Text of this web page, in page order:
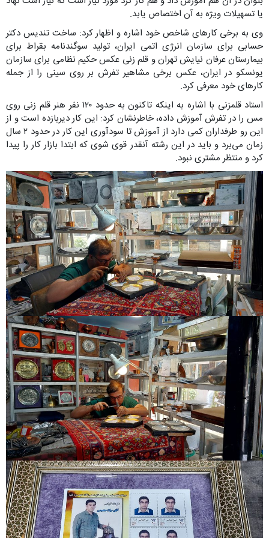
یا تسهیلات ویژه به آن اختصاص یابد.
وی به برخی کارهای شاخص خود اشاره و اظهار کرد: ساخت تندیس دکتر
حسابی برای سازمان انرژی اتمی ایران، تولید سوگندنامه بقراط برای
بیمارستان عرفان نیایش تهران و قلم زنی عکس حکیم نظامی برای سازمان
یونسکو در ایران، عکس برخی مشاهیر تفرش بر روی سینی را از جمله
کارهای خود معرفی کرد.
استاد قلمزنی با اشاره به اینکه تاکنون به حدود ۱۲۰ نفر هنر قلم زنی روی
مس را در تفرش آموزش داده، خاطرنشان کرد: این کار دیربازده است و از
این رو طرفداران کمی دارد از آموزش تا سودآوری این کار در حدود ۲ سال
زمان می‌برد و باید در این رشته آنقدر قوی شوی که ابتدا بازار کار را پیدا
کرد و منتظر مشتری نبود.